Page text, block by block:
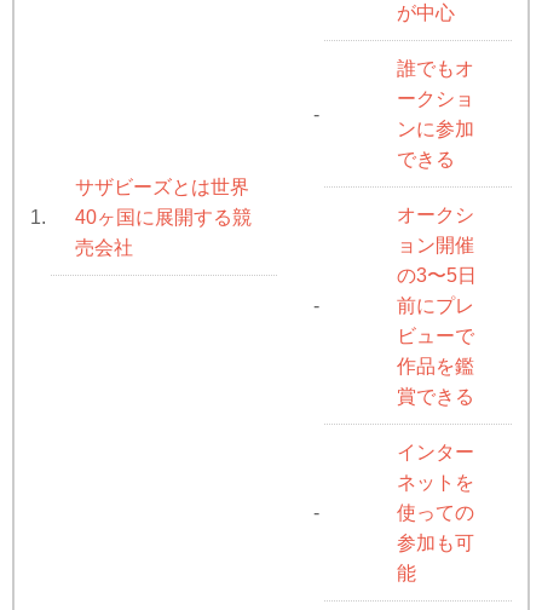
1.
サザビーズとは世界
40ヶ国に展開する競
売会社
が中心
-
誰でもオ
ークショ
ンに参加
できる
-
オークシ
ョン開催
の3〜5日
前にプレ
ビューで
作品を鑑
賞できる
-
インター
ネットを
使っての
参加も可
能